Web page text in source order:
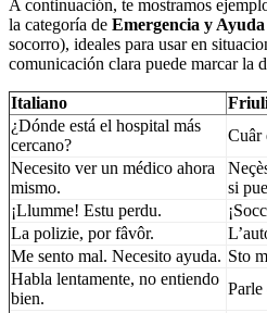
A continuación, te mostramos
la categoría de Emergencia y Ayuda
socorro), ideales para usar en
comunicación clara puede marcar la
Italiano
¿Dónde está el hospital más
cercano?
Cuâr
Necesito ver un médico ahora
mismo.
si
¡Llumme! Estu perdu.
La polizie, por fâvôr.
Me sento mal. Necesito ayuda. Sto
Habla lentamente, no entiendo
bien.
Parle